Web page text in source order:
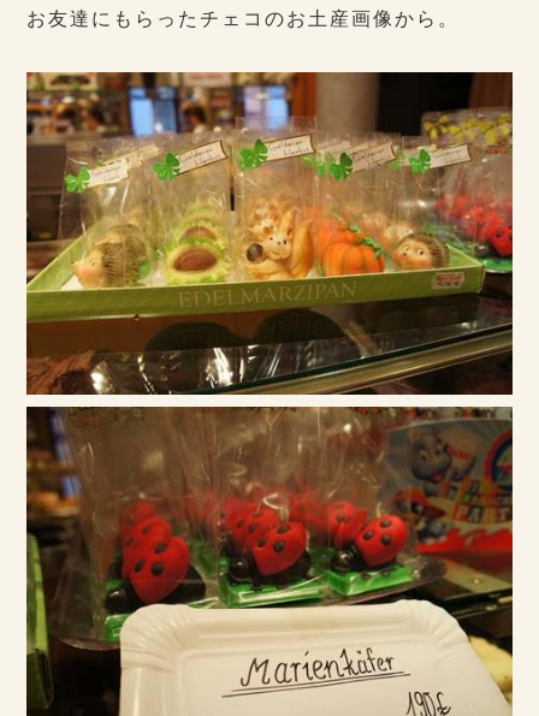
お友達にもらったチェコのお土産画像から。